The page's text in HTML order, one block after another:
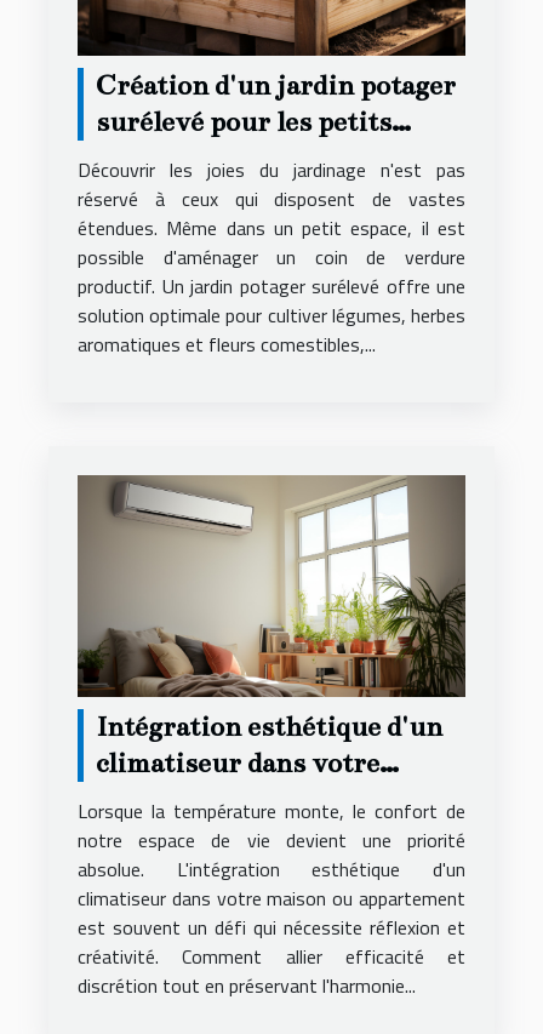
Création d'un jardin potager
surélevé pour les petits
espaces
Découvrir les joies du jardinage n'est pas
réservé à ceux qui disposent de vastes
étendues. Même dans un petit espace, il est
possible d'aménager un coin de verdure
productif. Un jardin potager surélevé offre une
solution optimale pour cultiver légumes, herbes
aromatiques et fleurs comestibles,...
Intégration esthétique d'un
climatiseur dans votre
espace de vie
Lorsque la température monte, le confort de
notre espace de vie devient une priorité
absolue. L'intégration esthétique d'un
climatiseur dans votre maison ou appartement
est souvent un défi qui nécessite réflexion et
créativité. Comment allier efficacité et
discrétion tout en préservant l'harmonie...